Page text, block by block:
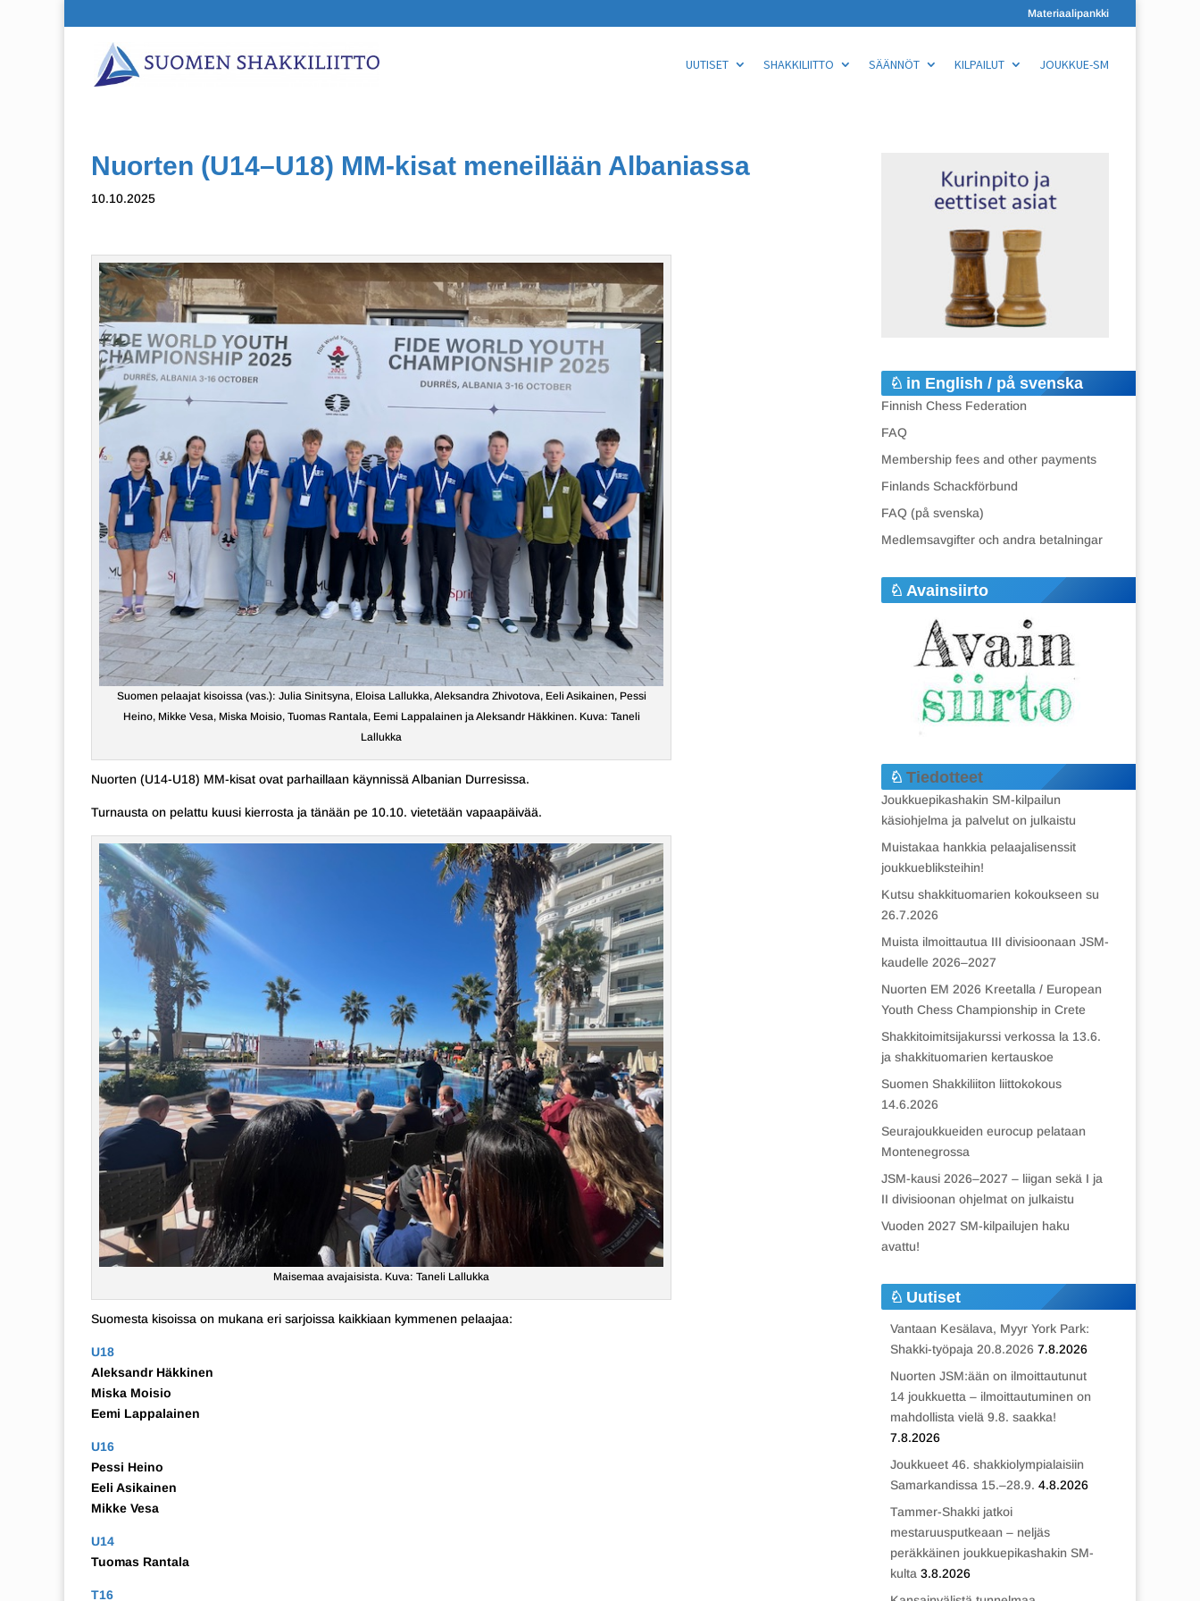
Materiaalipankki
UUTISET SHAKKILIITTO SÄÄNNÖT KILPAILUT JOUKKUE-SM
Nuorten (U14–U18) MM-kisat meneillään Albaniassa
10.10.2025
Suomen pelaajat kisoissa (vas.): Julia Sinitsyna, Eloisa Lallukka, Aleksandra Zhivotova, Eeli Asikainen, Pessi
Heino, Mikke Vesa, Miska Moisio, Tuomas Rantala, Eemi Lappalainen ja Aleksandr Häkkinen. Kuva: Taneli
Lallukka
Nuorten (U14-U18) MM-kisat ovat parhaillaan käynnissä Albanian Durresissa.
Turnausta on pelattu kuusi kierrosta ja tänään pe 10.10. vietetään vapaapäivää.
Maisemaa avajaisista. Kuva: Taneli Lallukka
Suomesta kisoissa on mukana eri sarjoissa kaikkiaan kymmenen pelaajaa:
U18
Aleksandr Häkkinen
Miska Moisio
Eemi Lappalainen
U16
Pessi Heino
Eeli Asikainen
Mikke Vesa
U14
Tuomas Rantala
T16
in English / på svenska
Finnish Chess Federation
FAQ
Membership fees and other payments
Finlands Schackförbund
FAQ (på svenska)
Medlemsavgifter och andra betalningar
Avainsiirto
Tiedotteet
Joukkuepikashakin SM-kilpailun
käsiohjelma ja palvelut on julkaistu
Muistakaa hankkia pelaajalisenssit
joukkuebliksteihin!
Kutsu shakkituomarien kokoukseen su
26.7.2026
Muista ilmoittautua III divisioonaan JSM-
kaudelle 2026–2027
Nuorten EM 2026 Kreetalla / European
Youth Chess Championship in Crete
Shakkitoimitsijakurssi verkossa la 13.6.
ja shakkituomarien kertauskoe
Suomen Shakkiliiton liittokokous
14.6.2026
Seurajoukkueiden eurocup pelataan
Montenegrossa
JSM-kausi 2026–2027 – liigan sekä I ja
II divisioonan ohjelmat on julkaistu
Vuoden 2027 SM-kilpailujen haku
avattu!
Uutiset
Vantaan Kesälava, Myyr York Park:
Shakki-työpaja 20.8.2026 7.8.2026
Nuorten JSM:ään on ilmoittautunut
14 joukkuetta – ilmoittautuminen on
mahdollista vielä 9.8. saakka!
7.8.2026
Joukkueet 46. shakkiolympialaisiin
Samarkandissa 15.–28.9. 4.8.2026
Tammer-Shakki jatkoi
mestaruusputkeaan – neljäs
peräkkäinen joukkuepikashakin SM-
kulta 3.8.2026